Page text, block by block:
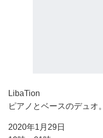
LibaTion
ピアノとベースのデュオ。
2020年1月29日